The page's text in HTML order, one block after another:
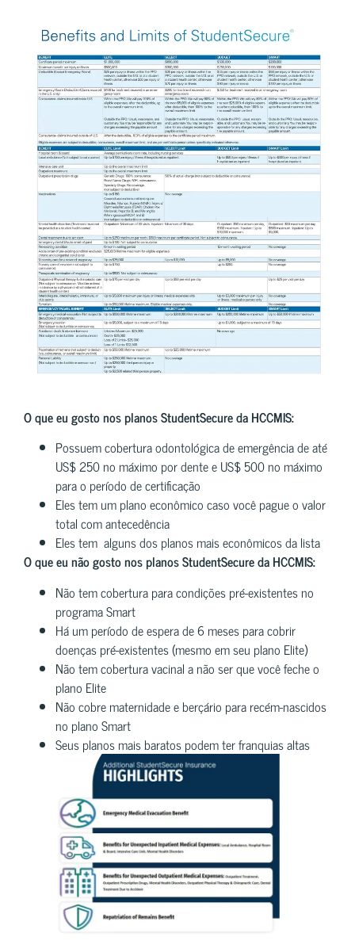
O que eu gosto nos planos StudentSecure da HCCMIS:
Possuem cobertura odontológica de emergência de até
US$ 250 no máximo por dente e US$ 500 no máximo
para o período de certificação
Eles tem um plano econômico caso você pague o valor
total com antecedência
Eles tem alguns dos planos mais econômicos da lista
O que eu não gosto nos planos StudentSecure da HCCMIS:
Não tem cobertura para condições pré-existentes no
programa Smart
Há um período de espera de 6 meses para cobrir
doenças pré-existentes (mesmo em seu plano Elite)
Não tem cobertura vacinal a não ser que você feche o
plano Elite
Não cobre maternidade e berçário para recém-nascidos
no plano Smart
Seus planos mais baratos podem ter franquias altas